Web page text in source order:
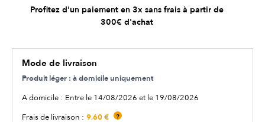
Profitez d'un paiement en 3x sans frais à partir de
300€ d'achat
Mode de livraison
Produit léger : à domicile uniquement
A domicile : Entre le 14/08/2026 et le 19/08/2026
Frais de livraison : 9,60 € ?